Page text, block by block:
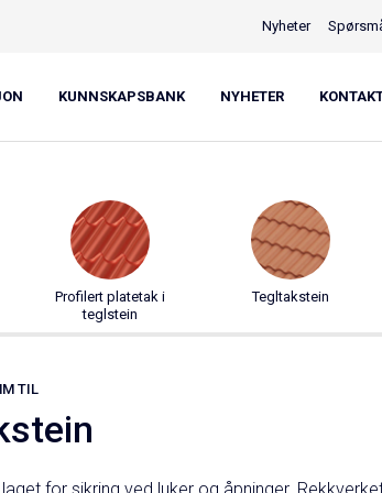
KUNNSKAPSBANK NYHETER
Nyheter
Profilert platetak i
teglstein
Tegltakstein
TIL